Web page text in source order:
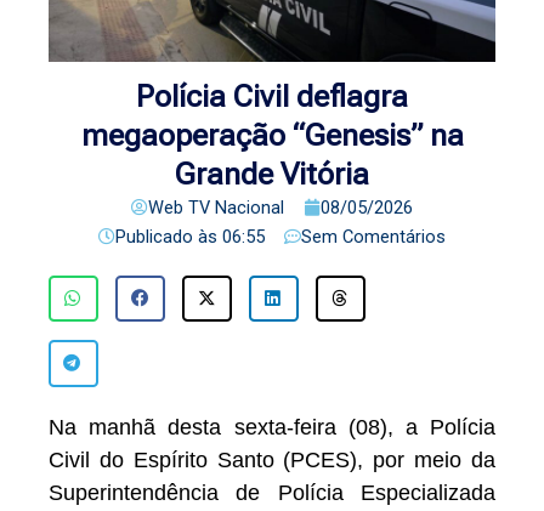
Polícia Civil deflagra
megaoperação “Genesis” na
Grande Vitória
Web TV Nacional
08/05/2026
Publicado às 06:55 Sem Comentários
Na manhã desta sexta-feira (08), a Polícia
Civil do Espírito Santo (PCES), por meio da
Superintendência de Polícia Especializada